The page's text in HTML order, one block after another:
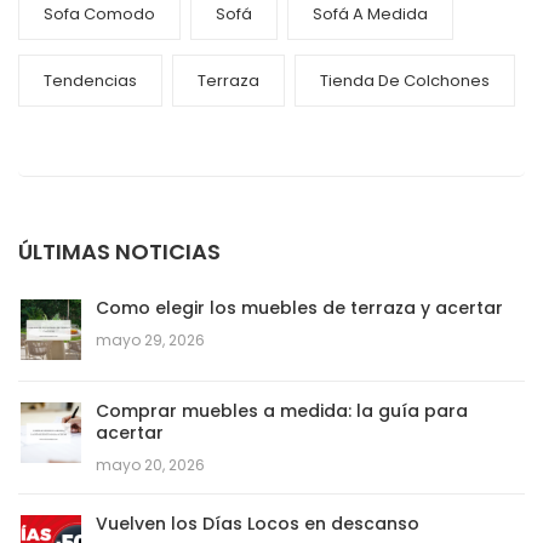
Sofa Comodo Sofá Sofá A Medida
Tendencias Terraza Tienda De Colchones
ÚLTIMAS NOTICIAS
Como elegir los muebles de terraza y acertar
mayo 29, 2026
Comprar muebles a medida: la guía para
acertar
mayo 20, 2026
Vuelven los Días Locos en descanso